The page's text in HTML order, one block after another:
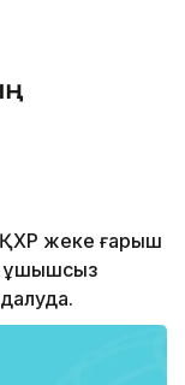
ҚХР жеке ғарыш
ұшқышсыз